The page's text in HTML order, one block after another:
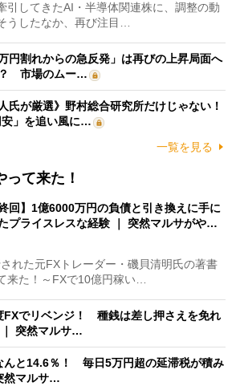
してきたAI・半導体関連株に、調整の動
うしたなか、再び注目…
円割れからの急反発」は再びの上昇局面へ
？ 市場のムー…
氏が厳選》野村総合研究所だけじゃない！
安」を追い風に…
一覧を見る
って来た！
終回】1億6000万円の負債と引き換えに手に
プライスレスな経験 ｜ 突然マルサがや…
れた元FXトレーダー・磯貝清明氏の著書
来た！～FXで10億円稼い…
FXでリベンジ！ 種銭は差し押さえを免れ
突然マルサ…
んと14.6％！ 毎日5万円超の延滞税が積み
然マルサ…